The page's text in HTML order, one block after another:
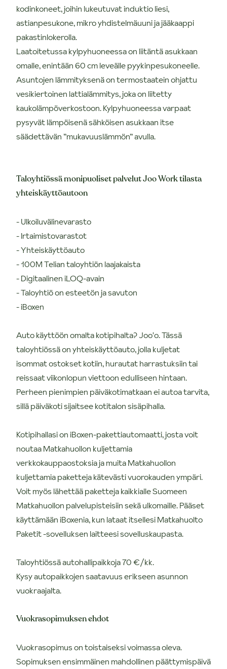
kodinkoneet, joihin lukeutuvat induktio liesi,
astianpesukone, mikro yhdistelmäuuni ja jääkaappi
pakastinlokerolla.
Laatoitetussa kylpyhuoneessa on liitäntä asukkaan
omalle, enintään 60 cm leveälle pyykinpesukoneelle.
Asuntojen lämmityksenä on termostaatein ohjattu
vesikiertoinen lattialämmitys, joka on liitetty
kaukolämpöverkostoon. Kylpyhuoneessa varpaat
pysyvät lämpöisenä sähköisen asukkaan itse
säädettävän ”mukavuuslämmön” avulla.
Taloyhtiössä monipuoliset palvelut Joo Work tilasta
yhteiskäyttöautoon
- Ulkoiluvälinevarasto
- Irtaimistovarastot
- Yhteiskäyttöauto
- 100M Telian taloyhtiön laajakaista
- Digitaalinen iLOQ-avain
- Taloyhtiö on esteetön ja savuton
- iBoxen
Auto käyttöön omalta kotipihalta? Joo'o. Tässä
taloyhtiössä on yhteiskäyttöauto, jolla kuljetat
isommat ostokset kotiin, hurautat harrastuksiin tai
reissaat viikonlopun viettoon edulliseen hintaan.
Perheen pienimpien päiväkotimatkaan ei autoa tarvita,
sillä päiväkoti sijaitsee kotitalon sisäpihalla.
Kotipihallasi on iBoxen-pakettiautomaatti, josta voit
noutaa Matkahuollon kuljettamia
verkkokauppaostoksia ja muita Matkahuollon
kuljettamia paketteja kätevästi vuorokauden ympäri.
Voit myös lähettää paketteja kaikkialle Suomeen
Matkahuollon palvelupisteisiin sekä ulkomaille. Pääset
käyttämään iBoxenia, kun lataat itsellesi Matkahuolto
Paketit -sovelluksen laitteesi sovelluskaupasta.
Taloyhtiössä autohallipaikkoja 70 €/kk.
Kysy autopaikkojen saatavuus erikseen asunnon
vuokraajalta.
Vuokrasopimuksen ehdot
Vuokrasopimus on toistaiseksi voimassa oleva.
Sopimuksen ensimmäinen mahdollinen päättymispäivä